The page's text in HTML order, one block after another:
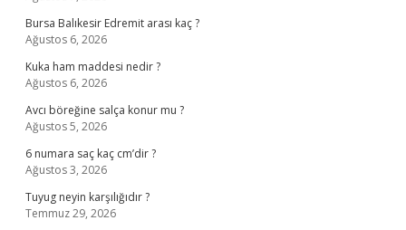
Bursa Balıkesir Edremit arası kaç ?
Ağustos 6, 2026
Kuka ham maddesi nedir ?
Ağustos 6, 2026
Avcı böreğine salça konur mu ?
Ağustos 5, 2026
6 numara saç kaç cm’dir ?
Ağustos 3, 2026
Tuyug neyin karşılığıdır ?
Temmuz 29, 2026